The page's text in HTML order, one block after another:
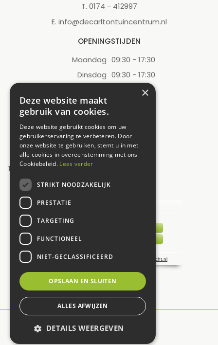
T. 0174 - 412997
E. info@decarltontuincentrum.nl
OPENINGSTIJDEN
Maandag 09:30 - 17:30
Dinsdag 09:30 - 17:30
09:30 - 17:30
Donderdag
Zaterdag 09:00 - 17:00
Zondag
12:00 - 17:00
Toon alle openingstijden
UW MENING TELT!
Green Solutions
×
Deze website maakt
gebruik van cookies.
Deze website gebruikt cookies om uw
gebruikerservaring te verbeteren. Door
onze website te gebruiken, stemt u in met
alle cookies in overeenstemming met ons
Cookiebeleid. Lees verder
STRIKT NOODZAKELIJK
PRESTATIE
TARGETING
FUNCTIONEEL
NIET-GECLASSIFICEERD
OPSLAAN EN SLUITEN
ALLES AFWIJZEN
DETAILS WEERGEVEN